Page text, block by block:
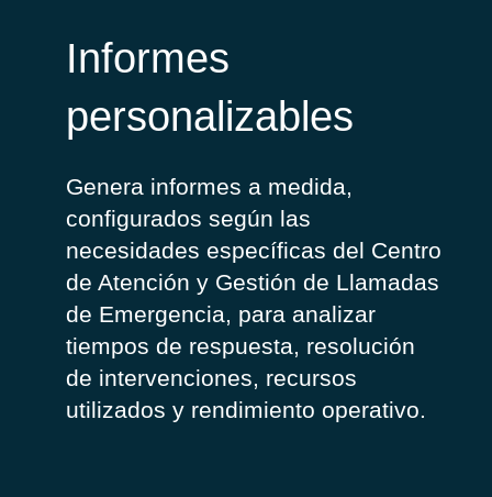
Informes
personalizables
Genera informes a medida,
configurados según las
necesidades específicas del Centro
de Atención y Gestión de Llamadas
de Emergencia, para analizar
tiempos de respuesta, resolución
de intervenciones, recursos
utilizados y rendimiento operativo.